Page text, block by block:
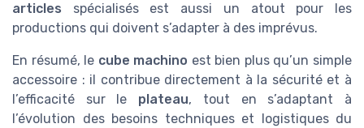
articles spécialisés est aussi un atout pour les
productions qui doivent s’adapter à des imprévus.
En résumé, le cube machino est bien plus qu’un simple
accessoire : il contribue directement à la sécurité et à
l’efficacité sur le plateau, tout en s’adaptant à
l’évolution des besoins techniques et logistiques du